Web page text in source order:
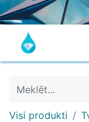
Visi produkti